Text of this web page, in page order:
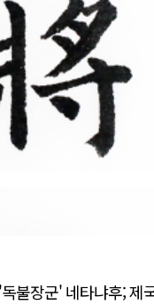
장군' 네타냐후; 제